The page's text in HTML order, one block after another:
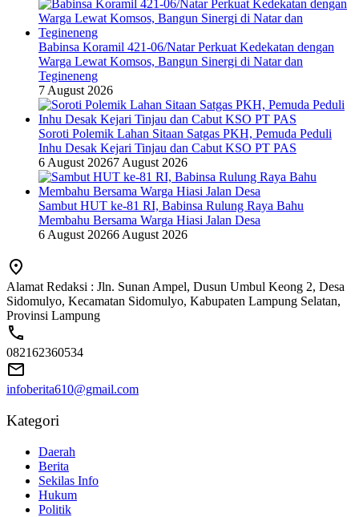
Babinsa Koramil 421-06/Natar Perkuat Kedekatan dengan
Warga Lewat Komsos, Bangun Sinergi di Natar dan
Tegineneng
7 August 2026
Soroti Polemik Lahan Sitaan Satgas PKH, Pemuda Peduli
Inhu Desak Kejari Tinjau dan Cabut KSO PT PAS
6 August 20267 August 2026
Sambut HUT ke-81 RI, Babinsa Rulung Raya Bahu
Membahu Bersama Warga Hiasi Jalan Desa
6 August 20266 August 2026
Alamat Redaksi : Jln. Sunan Ampel, Dusun Umbul Keong 2, Desa
Sidomulyo, Kecamatan Sidomulyo, Kabupaten Lampung Selatan,
Provinsi Lampung
082162360534
infoberita610@gmail.com
Kategori
Daerah
Berita
Sekilas Info
Hukum
Politik